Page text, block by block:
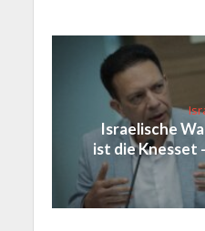
Israelische
ist die Knesset